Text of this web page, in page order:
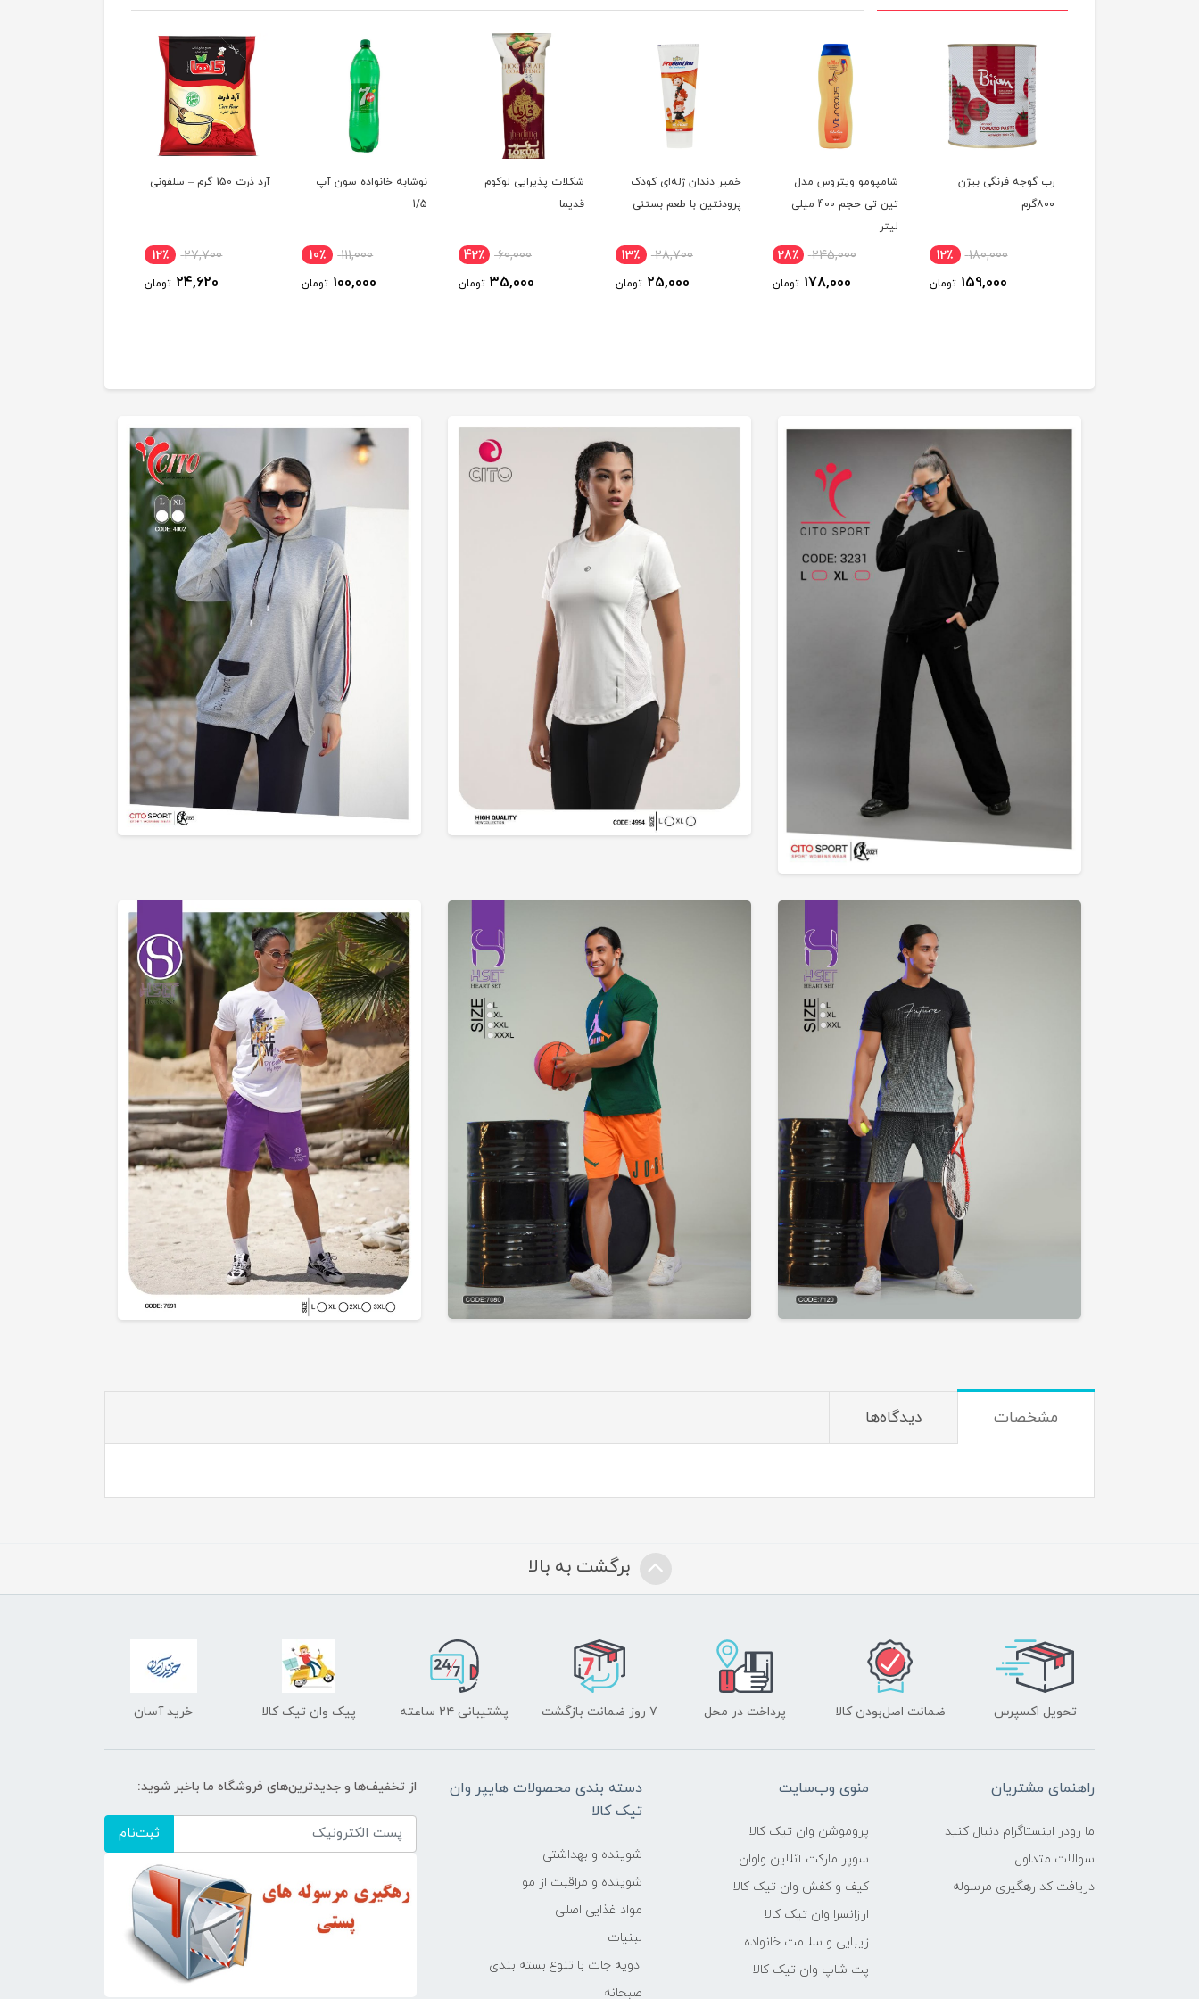
رب گوجه فرنگی بیژن
۸۰۰گرم
180,000 12٪
159,000 تومان
شامپومو ویتروس مدل
تین تی حجم 400 میلی
لیتر
245,000 28٪
178,000 تومان
خمیر دندان ژله‌ای کودک
پرودنتین با طعم بستنی
28,700 13٪
25,000 تومان
شکلات پذیرایی لوکوم
قدیما
60,000 42٪
35,000 تومان
نوشابه خانواده سون آپ
1/5
111,000 10٪
100,000 تومان
آرد ذرت 150 گرم – سلفونی
27,700 12٪
24,620 تومان
مشخصات دیدگاه‌ها
برگشت به بالا
تحویل اکسپرس ضمانت اصل‌بودن کالا پرداخت در محل ۷ روز ضمانت بازگشت پشتیبانی ۲۴ ساعته پیک وان تیک کالا خرید آسان
راهنمای مشتریان
ما رودر اینستاگرام دنبال کنید
سوالات متداول
دریافت کد رهگیری مرسوله
منوی وب‌سایت
پروموشن وان تیک کالا
سوپر مارکت آنلاین واوان
کیف و کفش وان تیک کالا
ارزانسرا وان تیک کالا
زیبایی و سلامت خانواده
پت شاپ وان تیک کالا
دسته بندی محصولات هایپر وان
تیک کالا
شوینده و بهداشتی
شوینده و مراقبت از مو
مواد غذایی اصلی
لبنیات
ادویه جات با تنوع بسته بندی
صبحانه
از تخفیف‌ها و جدیدترین‌های فروشگاه ما باخبر شوید:
ثبت‌نام